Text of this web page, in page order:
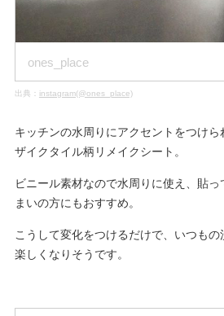
ones_place
出典： instagram(@ones_place)
キッチンの水周りにアクセントをつけ
ザイクタイル柄リメイクシート。
ビニール素材なので水周りに使え、貼
まいの方にもおすすめ。
こうして変化をつけるだけで、いつもの
楽しくなりそうです。